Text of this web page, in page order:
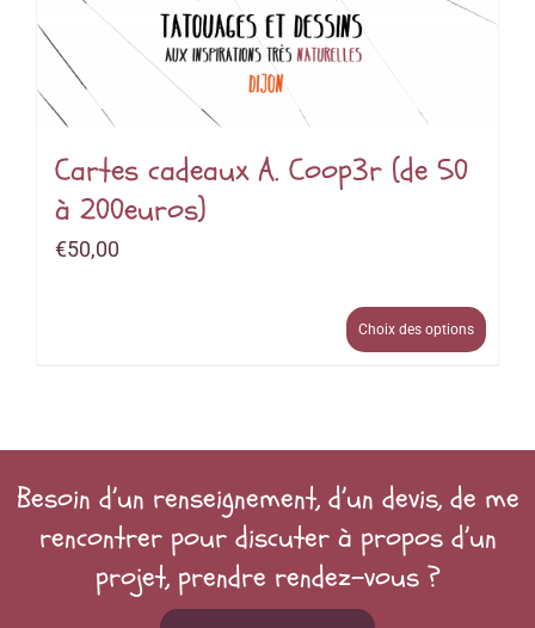
Cartes cadeaux A. Coop3r (de 50
à 200euros)
€50,00
Choix des options
Besoin d’un renseignement, d’un devis, de me
rencontrer pour discuter à propos d’un
projet, prendre rendez-vous ?